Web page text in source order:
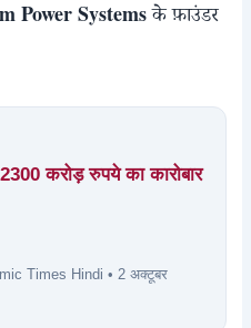
Power Systemsके फ़ाउंडर
करोड़ रुपये का कारोबार
Times Hindi • 2 अक्टूबर